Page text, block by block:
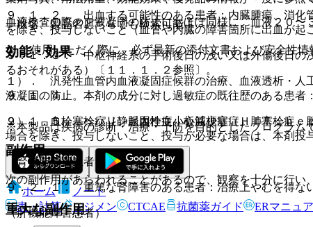
９．１．２． 出血する可能性のある患者：内臓腫瘍、消化
を除き、投与しないこと（血管や内臓の障害箇所に出血が起
９．１．３． 中枢神経系の手術後日の浅い又は外傷後日の
るおそれがある）〔１１．１．２参照〕。
９．１．４． 本剤の成分に対し過敏症の既往歴のある患者
９．１．５． ヘパリン起因性血小板減少症（ＨＩＴ：ｈｅ
場合を除き、投与しないこと、投与が必要な場合は、本剤
（腎機能障害患者）
９．２．１． 重篤な腎障害のある患者：治療上やむを得な
（肝機能障害患者）
血液検査の際の血液凝固の防止にもほぼ同様に、血液２０〜
効能・効果
１）． 汎発性血管内血液凝固症候群の治療、血液透析・人
液凝固の防止。
２）． 血栓塞栓症（静脈血栓症、心筋梗塞症、肺塞栓症、
副作用
次の副作用があらわれることがあるので、観察を十分に行
重大な副作用
一般名、製品名どちらでも検索可能！
※ ご使用いただく際に、必ず最新の添付文書および安全性情
※本製品は疾病の診断・治療・予防を目的としたプログラム
ホーム
ノート
表・計算
レジメン CTCAE 抗菌薬ガイド ERマニュ